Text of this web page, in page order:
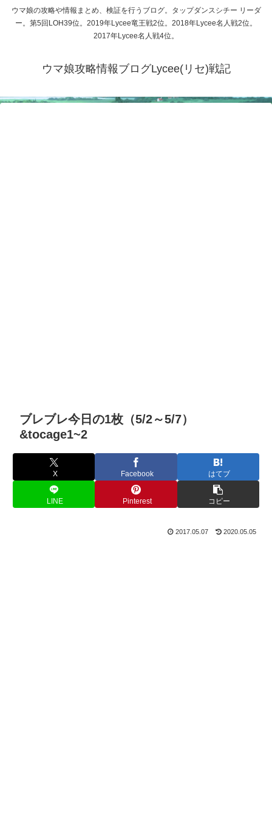
ウマ娘の攻略や情報まとめ、検証を行うブログ。タップダンスシチー リーダ
ー。第5回LOH39位。2019年Lycee竜王戦2位。2018年Lycee名人戦2位。
2017年Lycee名人戦4位。
ウマ娘攻略情報ブログLycee(リセ)戦記
ブレブレ今日の1枚（5/2～5/7）
&tocage1~2
X Facebook はてブ
LINE Pinterest コピー
2017.05.07 2020.05.05